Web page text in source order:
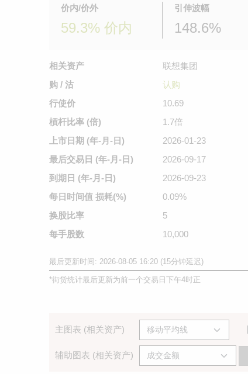
价内/价外
59.3% 价内
引伸波幅
148.6%
相关资产
联想集团
购 / 沽
认购
行使价
10.69
槓杆比率 (倍)
1.7倍
上市日期 (年-月-日)
2026-01-23
最后交易日 (年-月-日)
2026-09-17
到期日 (年-月-日)
2026-09-23
每日时间值 损耗(%)
0.09%
换股比率
5
每手股数
10,000
最后更新时间: 2026-08-05 16:20 (15分钟延迟)
*街货统计最后更新为前一个交易日下午4时正
主图表 (相关资产)
辅助图表 (相关资产)